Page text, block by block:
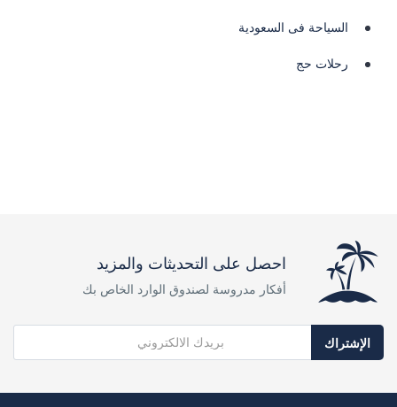
السياحة فى السعودية
رحلات حج
احصل على التحديثات والمزيد
أفكار مدروسة لصندوق الوارد الخاص بك
الإشتراك